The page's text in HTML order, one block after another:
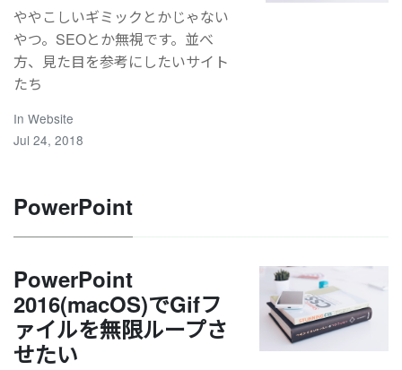
ややこしいギミックとかじゃない
やつ。SEOとか無視です。並べ
方、見た目を参考にしたいサイト
たち
In Website
Jul 24, 2018
PowerPoint
PowerPoint
2016(macOS)でGifフ
ァイルを無限ループさ
せたい